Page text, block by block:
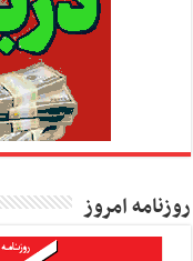
روزنامه امروز